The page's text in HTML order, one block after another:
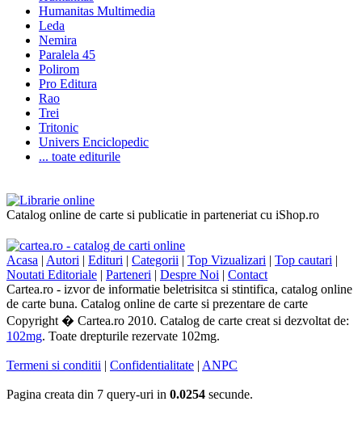
Humanitas Multimedia
Leda
Nemira
Paralela 45
Polirom
Pro Editura
Rao
Trei
Tritonic
Univers Enciclopedic
... toate editurile
Catalog online de carte si publicatie in parteneriat cu iShop.ro
Acasa | Autori | Edituri | Categorii | Top Vizualizari | Top cautari |
Noutati Editoriale | Parteneri | Despre Noi | Contact
Cartea.ro - izvor de informatie beletrisitca si stintifica, catalog online
de carte buna. Catalog online de carte si prezentare de carte
Copyright � Cartea.ro 2010. Catalog de carte creat si dezvoltat de:
102mg. Toate drepturile rezervate 102mg.
Termeni si conditii | Confidentialitate | ANPC
Pagina creata din 7 query-uri in 0.0254 secunde.